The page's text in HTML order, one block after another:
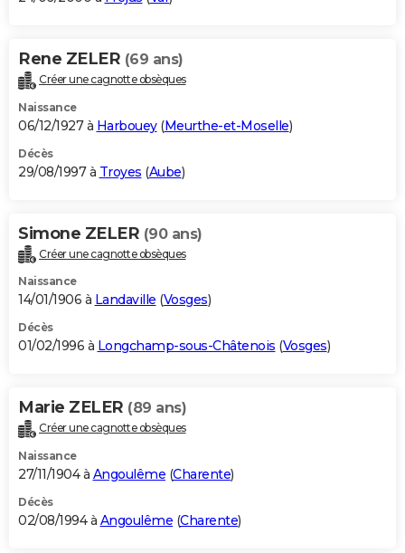
Rene ZELER (69 ans)
Créer une cagnotte obsèques
Naissance
06/12/1927 à Harbouey(Meurthe-et-Moselle)
Décès
29/08/1997 à Troyes (Aube)
Simone ZELER (90 ans)
Créer une cagnotte obsèques
Naissance
14/01/1906 à Landaville (Vosges)
Décès
01/02/1996 à Longchamp-sous-Châtenois (Vosges)
Marie ZELER (89 ans)
Créer une cagnotte obsèques
Naissance
27/11/1904 à Angoulême (Charente)
Décès
02/08/1994 à Angoulême (Charente)